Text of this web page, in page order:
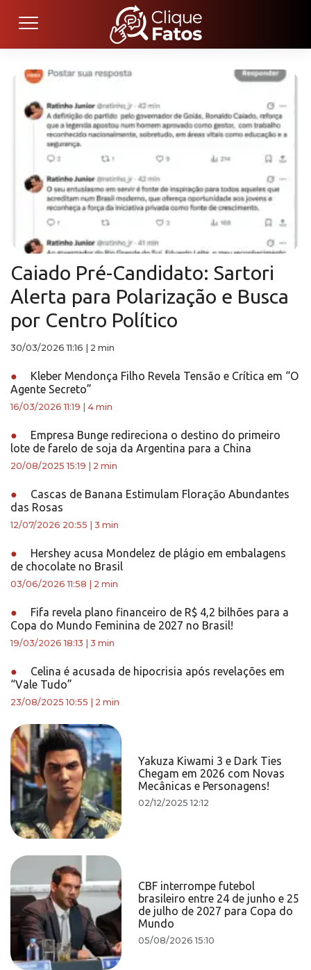
Caiado Pré-Candidato: Sartori
Alerta para Polarização e Busca
por Centro Político
30/03/2026 11:16 2 min
●
Kleber Mendonça Filho Revela Tensão e Crítica em “O
Agente Secreto”
16/03/2026 11:19 4 min
●
Empresa Bunge redireciona o destino do primeiro
lote de farelo de soja da Argentina para a China
20/08/2025 15:19 2 min
●
Cascas de Banana Estimulam Floraçāo Abundantes
das Rosas
12/07/2026 20:55 3 min
●
Hershey acusa Mondelez de plágio em embalagens
de chocolate no Brasil
03/06/2026 11:58 2 min
●
Fifa revela plano financeiro de R$ 4,2 bilhões para a
Copa do Mundo Feminina de 2027 no Brasil!
19/03/2026 18:13 3 min
●
Celina é acusada de hipocrisia após revelações em
“Vale Tudo”
23/08/2025 10:55 2 min
Yakuza Kiwami 3 e Dark Ties
Chegam em 2026 com Novas
Mecânicas e Personagens!
02/12/2025 12:12
CBF interrompe futebol
brasileiro entre 24 de junho e 25
de julho de 2027 para Copa do
Mundo
05/08/2026 15:10